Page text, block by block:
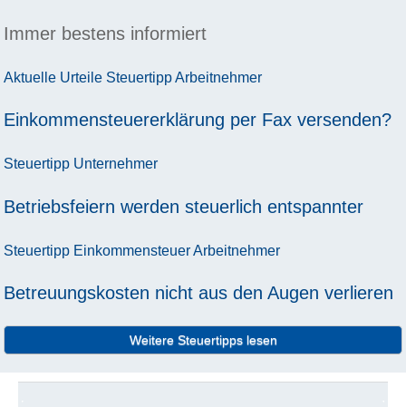
Immer bestens informiert
Aktuelle Urteile SteuertippArbeitnehmer
Einkommensteuererklärung per Fax versenden?
Steuertipp Unternehmer
Betriebsfeiern werden steuerlich entspannter
Steuertipp EinkommensteuerArbeitnehmer
Betreuungskosten nicht aus den Augen verlieren
Weitere Steuertipps lesen